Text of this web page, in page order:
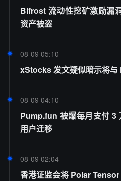
Bifrost 流动性挖矿激励漏
资产被盗
08-09 05:10
xStocks 发文疑似暗示将
08-09 04:10
Pump.fun 被爆每月支付 3
用户迁移
08-09 02:04
香港证监会将 Polar